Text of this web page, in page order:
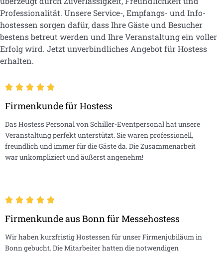
Professionalität. Unsere Service-, Empfangs- und Info-
hostessen sorgen dafür, dass Ihre Gäste und Besucher
bestens betreut werden und Ihre Veranstaltung ein voller
Erfolg wird. Jetzt unverbindliches Angebot für Hostess
erhalten.
Firmenkunde für Hostess
Das Hostess Personal von Schiller-Eventpersonal hat unsere
Veranstaltung perfekt unterstützt. Sie waren professionell,
freundlich und immer für die Gäste da. Die Zusammenarbeit
war unkompliziert und äußerst angenehm!
Firmenkunde aus Bonn für Messehostess
Wir haben kurzfristig Hostessen für unser Firmenjubiläum in
Bonn gebucht. Die Mitarbeiter hatten die notwendigen